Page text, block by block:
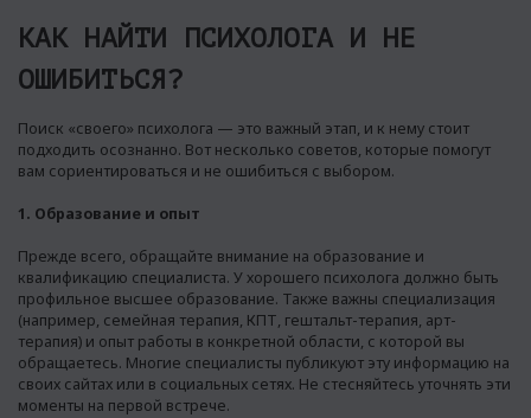
КАК НАЙТИ ПСИХОЛОГА И НЕ
ОШИБИТЬСЯ?
Поиск «своего» психолога — это важный этап, и к нему стоит
подходить осознанно. Вот несколько советов, которые помогут
вам сориентироваться и не ошибиться с выбором.
1. Образование и опыт
Прежде всего, обращайте внимание на образование и
квалификацию специалиста. У хорошего психолога должно быть
профильное высшее образование. Также важны специализация
(например, семейная терапия, КПТ, гештальт-терапия, арт-
терапия) и опыт работы в конкретной области, с которой вы
обращаетесь. Многие специалисты публикуют эту информацию на
своих сайтах или в социальных сетях. Не стесняйтесь уточнять эти
моменты на первой встрече.